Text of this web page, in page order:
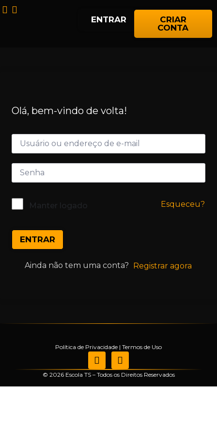
ENTRAR
CRIAR
CONTA
Olá, bem-vindo de volta!
Manter logado Esqueceu?
ENTRAR
Ainda não tem uma conta? Registrar agora
Política de Privacidade | Termos de Uso
© 2026 Escola TS – Todos os Direitos Reservados